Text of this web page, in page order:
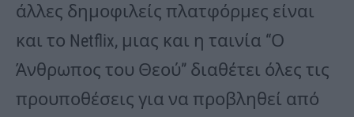
άλλες δημοφιλείς πλατφόρμες είναι
και το Netflix, μιας και η ταινία “Ο
Άνθρωπος του Θεού” διαθέτει όλες τις
προυποθέσεις για να προβληθεί από